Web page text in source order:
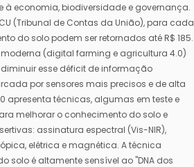
à economia, biodiversidade e governança.
(Tribunal de Contas da União), para cada
do solo podem ser retornados até R$ 185.
(digital farming e agricultura 4.0)
esse déficit de informação
por sensores mais precisos e de alta
apresenta técnicas, algumas em teste e
melhorar o conhecimento do solo e
assinatura espectral (Vis-NIR),
elétrica e magnética. A técnica
solo é altamente sensível ao "DNA dos